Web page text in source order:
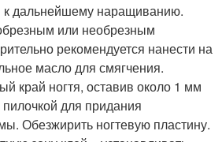
к дальнейшему наращиванию.
или необрезным
рекомендуется нанести на
масло для смягчения.
край ногтя, оставив около 1 мм
для придания
Обезжирить ногтевую пластину.